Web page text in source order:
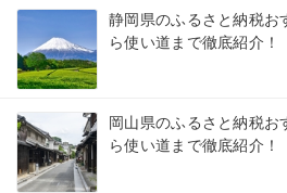
静岡県のふるさと納税お
ら使い道まで徹底紹介！
岡山県のふるさと納税
ら使い道まで徹底紹介！